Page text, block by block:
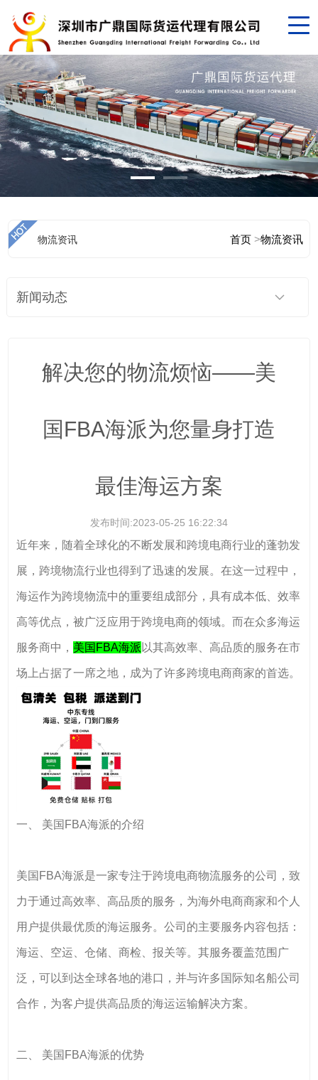
物流资讯 首页 >物流资讯
新闻动态
解决您的物流烦恼——美
国FBA海派为您量身打造
最佳海运方案
发布时间:2023-05-25 16:22:34
近年来，随着全球化的不断发展和跨境电商行业的蓬勃发
展，跨境物流行业也得到了迅速的发展。在这一过程中，
海运作为跨境物流中的重要组成部分，具有成本低、效率
高等优点，被广泛应用于跨境电商的领域。而在众多海运
服务商中， 美国FBA海派 以其高效率、高品质的服务在市
场上占据了一席之地，成为了许多跨境电商商家的首选。
一、 美国FBA海派的介绍
美国FBA海派是一家专注于跨境电商物流服务的公司，致
力于通过高效率、高品质的服务，为海外电商商家和个人
用户提供最优质的海运服务。公司的主要服务内容包括：
海运、空运、仓储、商检、报关等。其服务覆盖范围广
泛，可以到达全球各地的港口，并与许多国际知名船公司
合作，为客户提供高品质的海运运输解决方案。
二、 美国FBA海派的优势